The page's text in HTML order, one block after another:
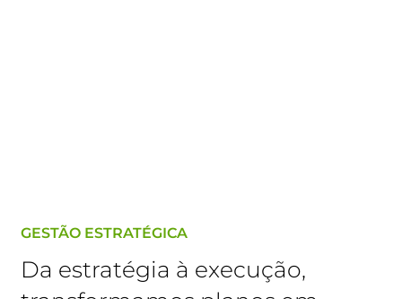
GESTÃO ESTRATÉGICA
Da estratégia à execução,